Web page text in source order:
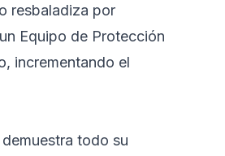
resbaladiza por
Equipo de Protección
incrementando el
demuestra todo su